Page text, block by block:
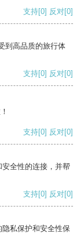
支持[0] 反对[0]
到高品质的旅行体
支持[0] 反对[0]
支持[0] 反对[0]
全性的连接，并帮
支持[0] 反对[0]
私保护和安全性保